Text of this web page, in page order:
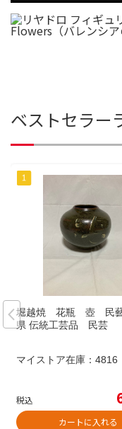
ベストセラー
堀越焼 花瓶 壺 民
県 伝統工芸品 民芸
マイストア在庫： 4816
税込
カートに入れる